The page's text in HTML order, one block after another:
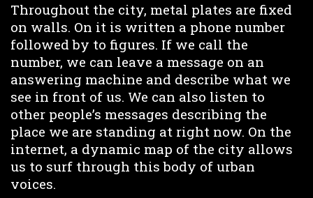
Throughout the city, metal plates are fixed
on walls. On it is written a phone number
followed by to figures. If we call the
number, we can leave a message on an
answering machine and describe what we
see in front of us. We can also listen to
other people’s messages describing the
place we are standing at right now. On the
internet, a dynamic map of the city allows
us to surf through this body of urban
voices.